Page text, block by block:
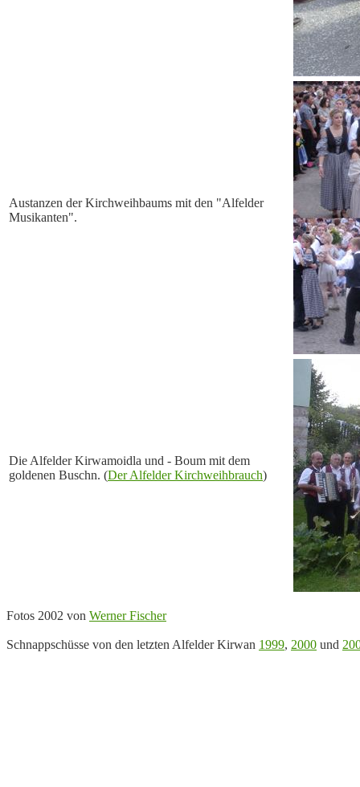
Austanzen der Kirchweihbaums mit den "Alfelder
Musikanten".
Die Alfelder Kirwamoidla und - Boum mit dem
goldenen Buschn. (Der Alfelder Kirchweihbrauch)
Fotos 2002 von Werner Fischer
Schnappschüsse von den letzten Alfelder Kirwan 1999, 2000 und